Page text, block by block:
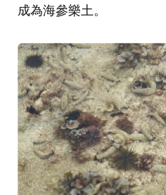
成為海參樂土。